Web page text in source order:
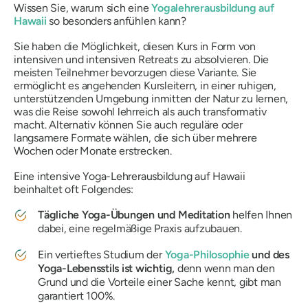
Wissen Sie, warum sich eineYogalehrerausbildung auf
Hawaii so besonders anfühlen kann?
Sie haben die Möglichkeit, diesen Kurs in Form von
intensiven und intensiven Retreats zu absolvieren. Die
meisten Teilnehmer bevorzugen diese Variante. Sie
ermöglicht es angehenden Kursleitern, in einer ruhigen,
unterstützenden Umgebung inmitten der Natur zu lernen,
was die Reise sowohl lehrreich als auch transformativ
macht. Alternativ können Sie auch reguläre oder
langsamere Formate wählen, die sich über mehrere
Wochen oder Monate erstrecken.
Eine intensive Yoga-Lehrerausbildung auf Hawaii
beinhaltet oft Folgendes:
Tägliche Yoga-Übungen und Meditationhelfen Ihnen
dabei, eine regelmäßige Praxis aufzubauen.
Ein vertieftes Studium derYoga-Philosophieund des
Yoga-Lebensstils ist wichtig, denn wenn man den
Grund und die Vorteile einer Sache kennt, gibt man
garantiert 100%.